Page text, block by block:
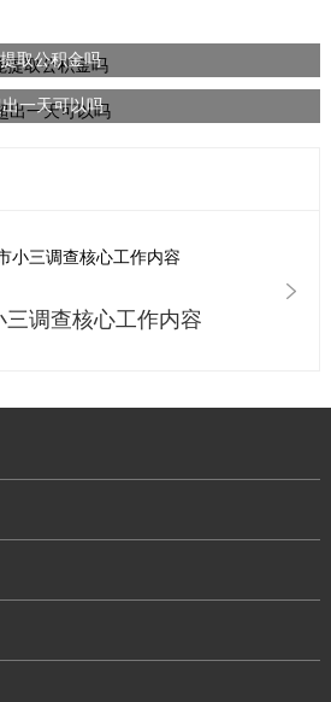
取公积金吗
一天可以吗
三调查核心工作内容